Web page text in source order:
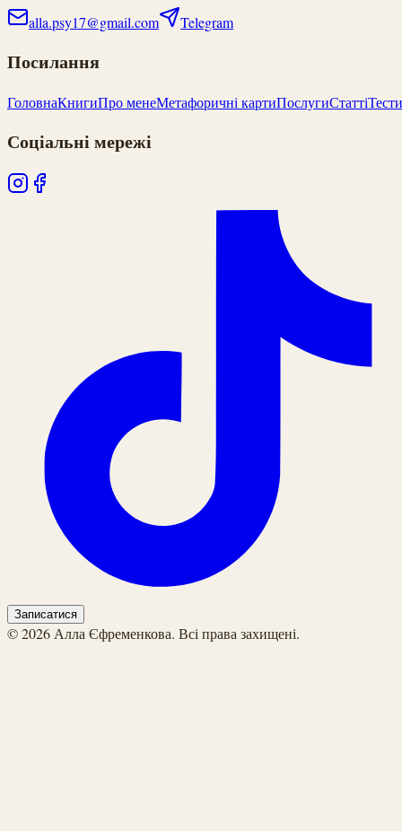
alla.psy17@gmail.com Telegram
Посилання
ГоловнаКнигиПро менеМетафоричні картиПослугиСтаттіТести
Соціальні мережі
Записатися
© 2026 Алла Єфременкова. Всі права захищені.